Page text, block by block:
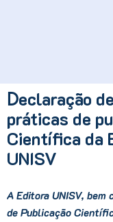
Declaração
práticas de
Científica da
UNISV
A Editora UNISV, bem
de Publicação